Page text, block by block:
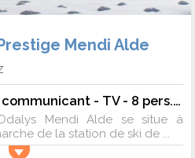
Mendi Alde
Appartement et studio communicant - TV - 8 pers. - 65m2 - Animaux admis
Mendi Alde se situe à
de la station de ski de ...